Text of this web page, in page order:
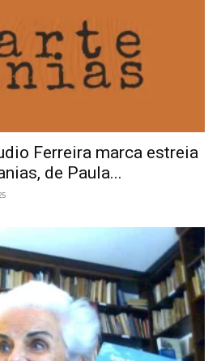
Ferreira marca estreia
de Paula...